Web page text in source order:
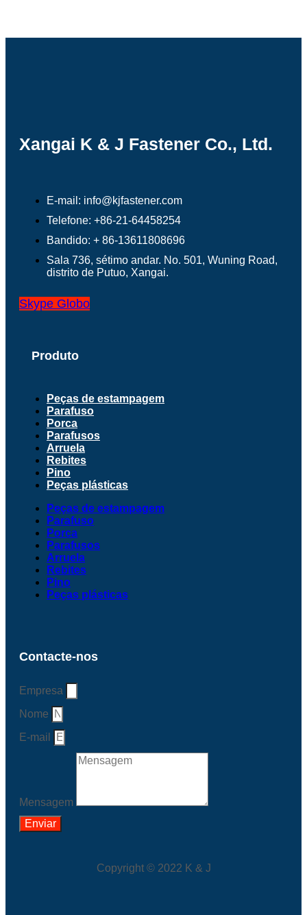
Xangai K & J Fastener Co., Ltd.
E-mail: info@kjfastener.com
Telefone: +86-21-64458254
Bandido: + 86-13611808696
Sala 736, sétimo andar. No. 501, Wuning Road,
distrito de Putuo, Xangai.
Skype Globo
Produto
Peças de estampagem
Parafuso
Porca
Parafusos
Arruela
Rebites
Pino
Peças plásticas
Peças de estampagem
Parafuso
Porca
Parafusos
Arruela
Rebites
Pino
Peças plásticas
Contacte-nos
Empresa
Nome
E-mail
Mensagem
Enviar
Copyright © 2022 K & J